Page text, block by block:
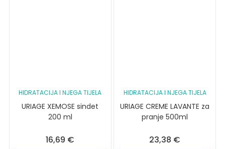
HIDRATACIJA I NJEGA TIJELA
URIAGE XEMOSE sindet
200 ml
16,69 €
HIDRATACIJA I NJEGA TIJELA
URIAGE CREME LAVANTE za
pranje 500ml
23,38 €